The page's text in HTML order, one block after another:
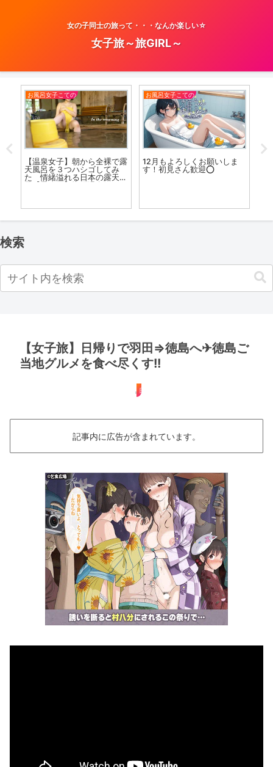
女の子同士の旅って・・・なんか楽しい☆
女子旅～旅GIRL～
お風呂女子こての
【温泉女子】朝から全裸で露
天風呂を３つハシゴしてみ
た 情緒溢れる日本の露天風
お風呂女子こての
12月もよろしくお願いしま
す！初見さん歓迎⭕️
検索
【女子旅】日帰りで羽田⇒徳島へ✈徳島ご
当地グルメを食べ尽くす!!
日帰り
記事内に広告が含まれています。